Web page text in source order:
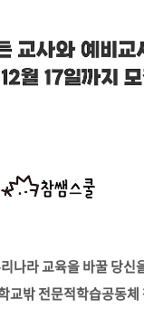
나라 교육을 바꿀 당신
교밖 전문적학습공동체